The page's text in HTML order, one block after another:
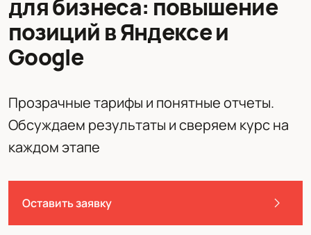
для бизнеса: повышение
позиций в Яндексе и
Google
Прозрачные тарифы и понятные отчеты.
Обсуждаем результаты и сверяем курс на
каждом этапе
Оставить заявку